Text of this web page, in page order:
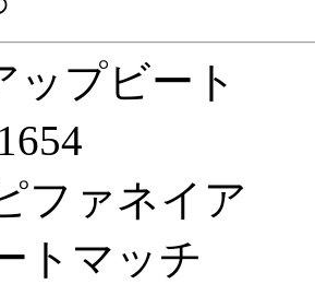
ップビート
ファネイア
トマッチ